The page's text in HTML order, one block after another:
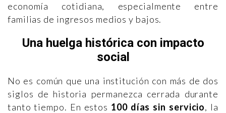
economía cotidiana, especialmente entre
familias de ingresos medios y bajos.
Una huelga histórica con impacto
social
No es común que una institución con más de dos
siglos de historia permanezca cerrada durante
tanto tiempo. En estos 100 días sin servicio, la